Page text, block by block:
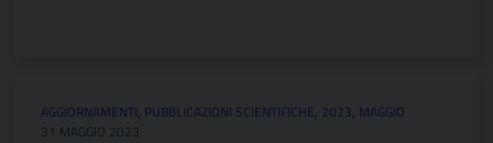
AGGIORNAMENTI, PUBBLICAZIONI SCIENTIFICHE, 2023, MAGGIO
31 MAGGIO 2023